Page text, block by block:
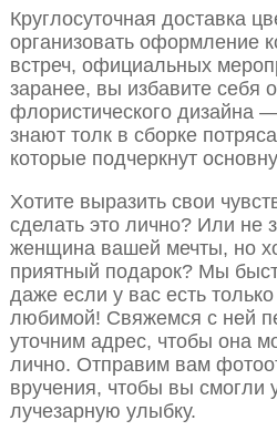
Круглосуточная доставка
организовать оформление
встреч, официальных
заранее, вы избавите себя
флористического дизайна
знают толк в сборке
которые подчеркнут
Хотите выразить свои
сделать это лично? Или не
женщина вашей мечты, но
приятный подарок? Мы
даже если у вас есть
любимой! Свяжемся с ней
уточним адрес, чтобы она
лично. Отправим вам
вручения, чтобы вы смогли
лучезарную улыбку.